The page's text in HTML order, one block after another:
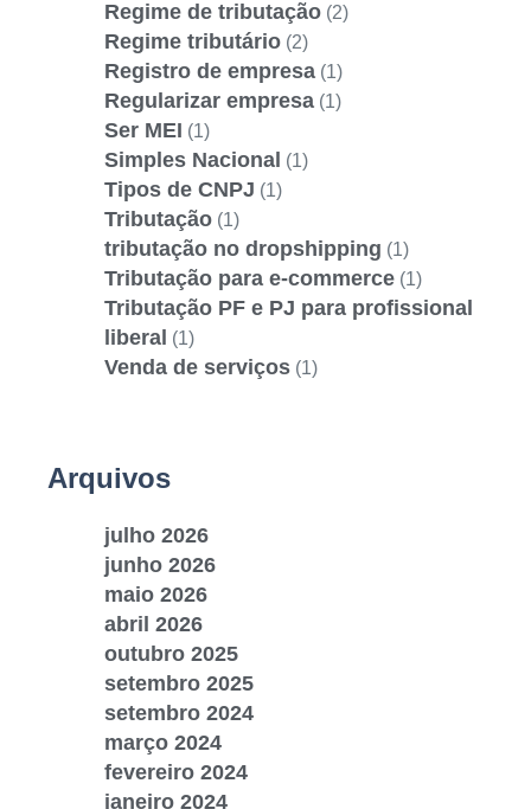
Regime de tributação (2)
Regime tributário (2)
Registro de empresa (1)
Regularizar empresa (1)
Ser MEI (1)
Simples Nacional (1)
Tipos de CNPJ (1)
Tributação (1)
tributação no dropshipping (1)
Tributação para e-commerce (1)
Tributação PF e PJ para profissional
liberal (1)
Venda de serviços (1)
Arquivos
julho 2026
junho 2026
maio 2026
abril 2026
outubro 2025
setembro 2025
setembro 2024
março 2024
fevereiro 2024
janeiro 2024